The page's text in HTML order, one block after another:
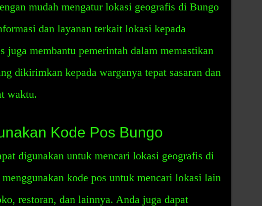
mudah mengatur lokasi geografis di Bungo
dan layanan terkait lokasi kepada
juga membantu pemerintah dalam memastikan
dikirimkan kepada warganya tepat sasaran dan
waktu.
Kode Pos Bungo
digunakan untuk mencari lokasi geografis di
kode pos untuk mencari lokasi lain
restoran, dan lainnya. Anda juga dapat